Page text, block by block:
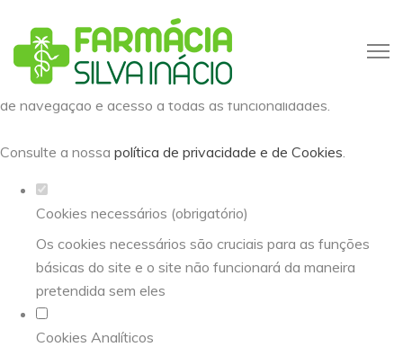
Defina as suas preferências de
cookies para este website.
Este website utiliza cookies estritamente necessários,
analíticos e funcionais, para lhe oferecer uma boa experiência
de navegação e acesso a todas as funcionalidades.
Consulte a nossa política de privacidade e de Cookies.
Cookies necessários (obrigatório)
Os cookies necessários são cruciais para as funções
básicas do site e o site não funcionará da maneira
pretendida sem eles
Cookies Analíticos